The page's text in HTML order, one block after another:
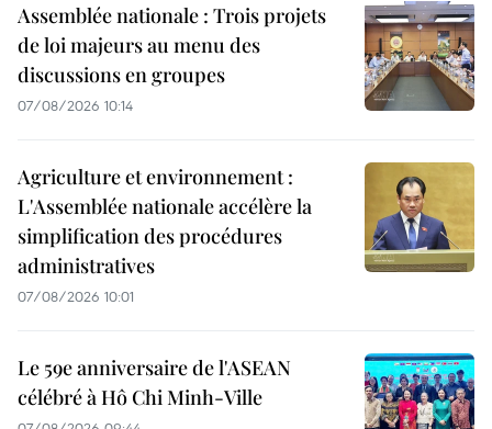
Assemblée nationale : Trois projets
de loi majeurs au menu des
discussions en groupes
07/08/2026 10:14
Agriculture et environnement :
L'Assemblée nationale accélère la
simplification des procédures
administratives
07/08/2026 10:01
Le 59e anniversaire de l'ASEAN
célébré à Hô Chi Minh-Ville